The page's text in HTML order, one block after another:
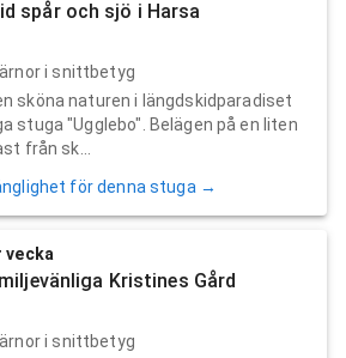
spår och sjö i Harsa
i snittbetyg
sköna naturen i längdskidparadiset
stuga "Ugglebo". Belägen på en liten
från sk...
för denna stuga →
vecka
Kristines Gård
i snittbetyg